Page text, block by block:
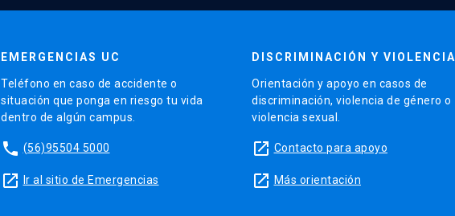
EMERGENCIAS UC
Teléfono en caso de accidente o
situación que ponga en riesgo tu vida
dentro de algún campus.
phone (56)95504 5000
launch Ir al sitio de Emergencias
DISCRIMINACIÓN Y VIOLENCIA
Orientación y apoyo en casos de
discriminación, violencia de género o
violencia sexual.
launch Contacto para apoyo
launch Más orientación